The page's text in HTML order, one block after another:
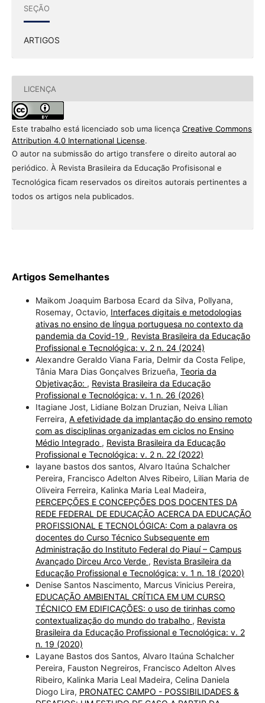
SEÇÃO
ARTIGOS
LICENÇA
Este trabalho está licenciado sob uma licença Creative Commons
Attribution 4.0 International License.
O autor na submissão do artigo transfere o direito autoral ao
periódico. À Revista Brasileira da Educação Profisisonal e
Tecnológica ficam reservados os direitos autorais pertinentes a
todos os artigos nela publicados.
Artigos Semelhantes
Maikom Joaquim Barbosa Ecard da Silva, Pollyana,
Rosemay, Octavio, Interfaces digitais e metodologias
ativas no ensino de língua portuguesa no contexto da
pandemia da Covid-19 , Revista Brasileira da Educação
Profissional e Tecnológica: v. 2 n. 24 (2024)
Alexandre Geraldo Viana Faria, Delmir da Costa Felipe,
Tânia Mara Dias Gonçalves Brizueña, Teoria da
Objetivação: , Revista Brasileira da Educação
Profissional e Tecnológica: v. 1 n. 26 (2026)
Itagiane Jost, Lidiane Bolzan Druzian, Neiva Lílian
Ferreira, A efetividade da implantação do ensino remoto
com as disciplinas organizadas em ciclos no Ensino
Médio Integrado , Revista Brasileira da Educação
Profissional e Tecnológica: v. 2 n. 22 (2022)
layane bastos dos santos, Alvaro Itaúna Schalcher
Pereira, Francisco Adelton Alves Ribeiro, Lilian Maria de
Oliveira Ferreira, Kalinka Maria Leal Madeira,
PERCEPÇÕES E CONCEPÇÕES DOS DOCENTES DA
REDE FEDERAL DE EDUCAÇÃO ACERCA DA EDUCAÇÃO
PROFISSIONAL E TECNOLÓGICA: Com a palavra os
docentes do Curso Técnico Subsequente em
Administração do Instituto Federal do Piauí – Campus
Avançado Dirceu Arco Verde , Revista Brasileira da
Educação Profissional e Tecnológica: v. 1 n. 18 (2020)
Denise Santos Nascimento, Marcus Vinicius Pereira,
EDUCAÇÃO AMBIENTAL CRÍTICA EM UM CURSO
TÉCNICO EM EDIFICAÇÕES: o uso de tirinhas como
contextualização do mundo do trabalho , Revista
Brasileira da Educação Profissional e Tecnológica: v. 2
n. 19 (2020)
Layane Bastos dos Santos, Alvaro Itaúna Schalcher
Pereira, Fauston Negreiros, Francisco Adelton Alves
Ribeiro, Kalinka Maria Leal Madeira, Celina Daniela
Diogo Lira, PRONATEC CAMPO - POSSIBILIDADES &